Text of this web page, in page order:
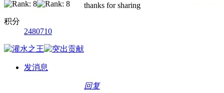
积分
2480710
发消息
thanks for sharing
回复